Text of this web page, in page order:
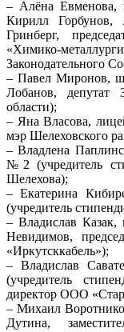
– Алёна Евменова,
Кирилл Горбунов,
Гринберг,
«Химико-
Законодательного
– Павел Миронов,
Лобанов, депутат
области);
– Яна Власова,
мэр Шелеховского
– Владлена
№2 (учредитель
Шелехова);
– Екатерина
(учредитель
– Владислав Казак,
Невидимов,
«Иркутсккабель»);
– Владислав
(учредитель
директор ООО
– Михаил
Дутина,